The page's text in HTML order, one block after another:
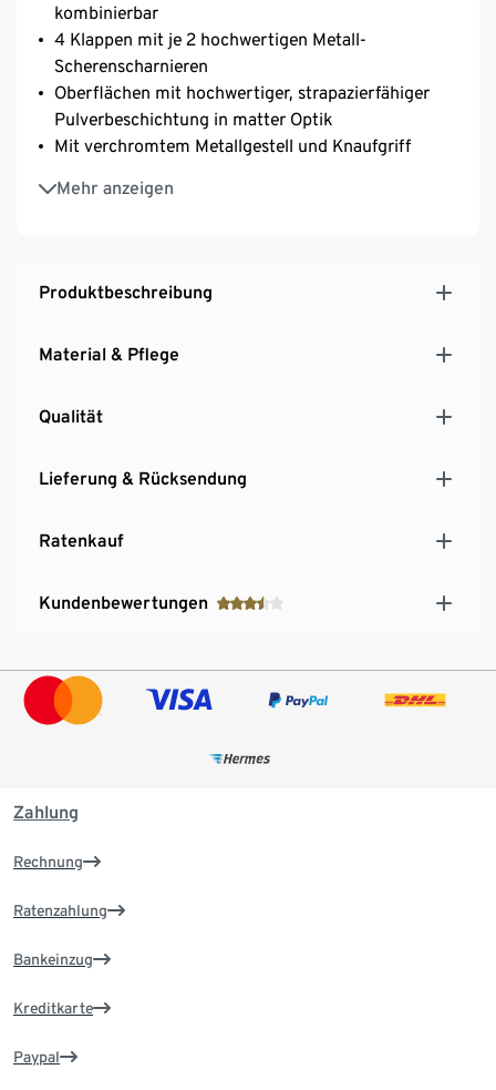
kombinierbar
4 Klappen mit je 2 hochwertigen Metall-
Scherenscharnieren
Oberflächen mit hochwertiger, strapazierfähiger
Pulverbeschichtung in matter Optik
Mit verchromtem Metallgestell und Knaufgriff
Mehr anzeigen
Inkl. höhenverstellbarer Kunststofffüße – fester
Stand auch auf unebenen Flächen
Produktbeschreibung
Material & Pflege
Qualität
Lieferung & Rücksendung
Ratenkauf
Kundenbewertungen
Zahlung
Rechnung
Ratenzahlung
Bankeinzug
Kreditkarte
Paypal